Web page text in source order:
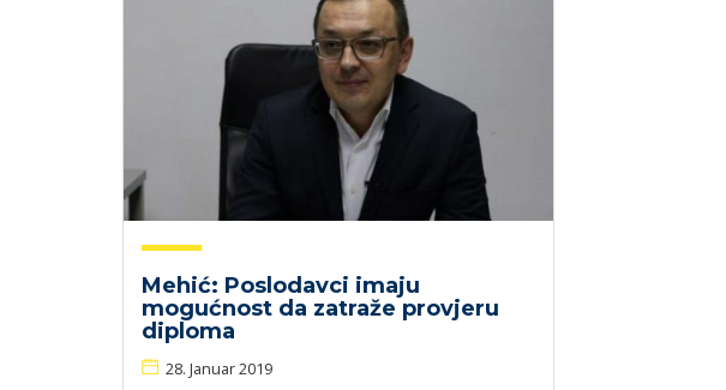
Mehić: Poslodavci imaju
mogućnost da zatraže provjeru
diploma
28. Januar 2019